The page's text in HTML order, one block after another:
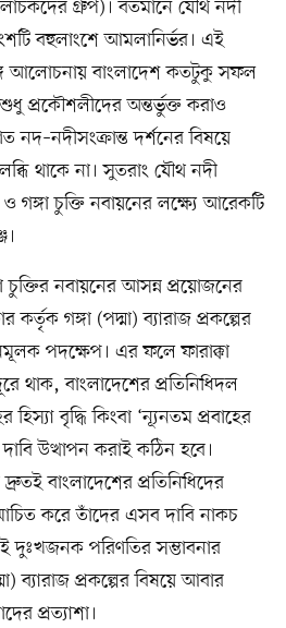
গ্রুপ)। বর্তমানে যৌথ নদী
বহুলাংশে আমলানির্ভর। এই
আলোচনায় বাংলাদেশ কতটুকু সফল
প্রকৌশলীদের অন্তর্ভুক্ত করাও
নদ–নদীসংক্রান্ত দর্শনের বিষয়ে
থাকে না। সুতরাং যৌথ নদী
গঙ্গা চুক্তি নবায়নের লক্ষ্যে আরেকটি
নবায়নের আসন্ন প্রয়োজনের
গঙ্গা (পদ্মা) ব্যারাজ প্রকল্পের
পদক্ষেপ। এর ফলে ফারাক্কা
থাক, বাংলাদেশের প্রতিনিধিদল
হিস্যা বৃদ্ধি কিংবা ‘ন্যূনতম প্রবাহের
উত্থাপন করাই কঠিন হবে।
বাংলাদেশের প্রতিনিধিদের
করে তাঁদের এসব দাবি নাকচ
দুঃখজনক পরিণতির সম্ভাবনার
ব্যারাজ প্রকল্পের বিষয়ে আবার
প্রত্যাশা।